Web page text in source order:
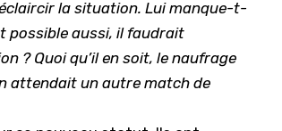
la situation. Lui manque-t-
possible aussi, il faudrait
? Quoi qu’il en soit, le naufrage
attendait un autre match de